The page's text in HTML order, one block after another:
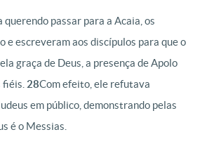
querendo passar para a Acaia, os
e escreveram aos discípulos para que o
graça de Deus, a presença de Apolo
28Com efeito, ele refutava
em público, demonstrando pelas
é o Messias.